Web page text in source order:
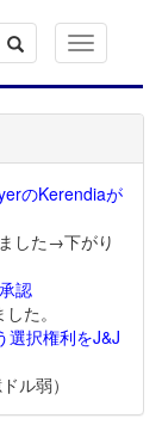
Toggle
navigation
のKerendiaが
した→下がり
認
た。
選択権利をJ&J
ル弱）